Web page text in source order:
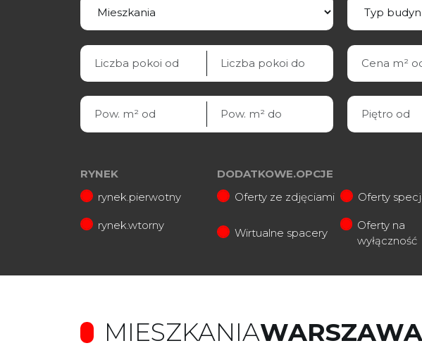
RYNEK
rynek.pierwotny
rynek.wtorny
DODATKOWE.OPCJE
Oferty ze zdjęciami
Oferty
Wirtualne spacery
Oferty na
wyłączność
MIESZKANIAWARSZAWA